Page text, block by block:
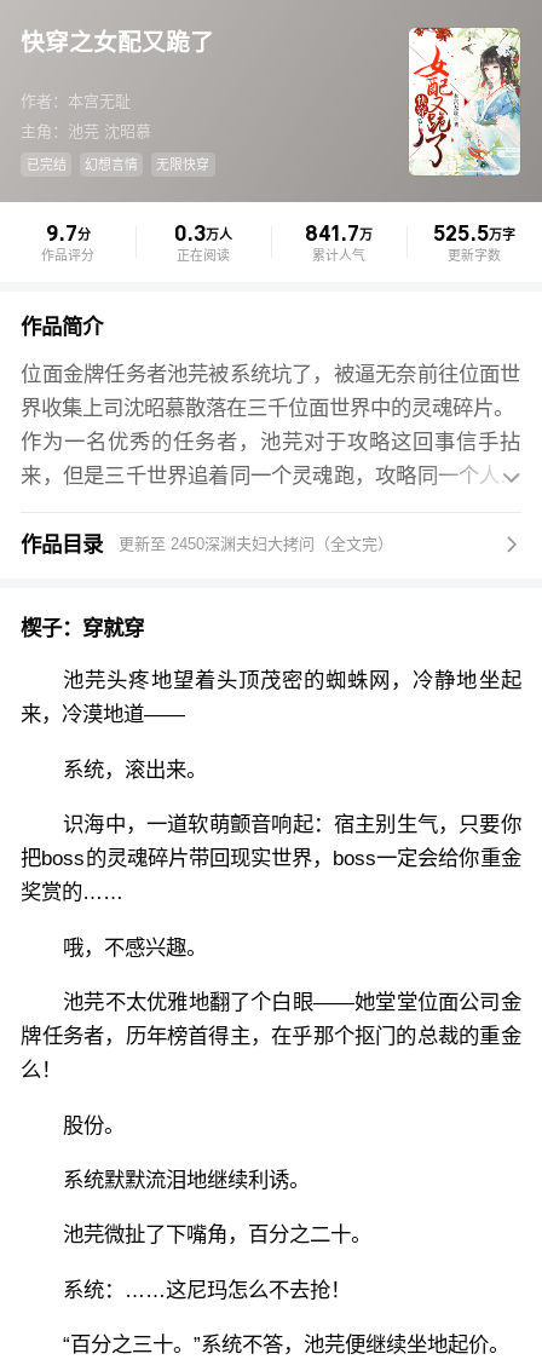
快穿之女配又跪了
作者：本宫无耻
主角：池芫 沈昭慕
已完结 幻想言情 无限快穿
9.7分
作品评分
0.3万人
正在阅读
841.7万
累计人气
525.5万字
更新字数
作品简介
位面金牌任务者池芫被系统坑了，被逼无奈前往位面世
界收集上司沈昭慕散落在三千位面世界中的灵魂碎片。
作为一名优秀的任务者，池芫对于攻略这回事信手拈
来，但是三千世界追着同一个灵魂跑，攻略同一个人这
一会是高冷的校草、傲娇的总裁，一会又是暴走的皇
在不止一次砸了自己的金牌招牌后终于，某个位面中，
池芫暴走了。
池芫：boss，听说过一句话吗？
沈昭慕：？？？
沈昭慕：呵。
然后，很久以后，沈昭慕都为当初那个作死的“呵”凄惨
地忙着填火葬场。
多幸运，位面三千，从始至终，我只攻略你一个对象。

作品目录 更新至 2450深渊夫妇大拷问（全文完） 
楔子：穿就穿
池芫头疼地望着头顶茂密的蜘蛛网，冷静地坐起
来，冷漠地道——
系统，滚出来。
识海中，一道软萌颤音响起：宿主别生气，只要你
把boss的灵魂碎片带回现实世界，boss一定会给你重金
奖赏的……
哦，不感兴趣。
池芫不太优雅地翻了个白眼——她堂堂位面公司金
牌任务者，历年榜首得主，在乎那个抠门的总裁的重金
么！
股份。
系统默默流泪地继续利诱。
池芫微扯了下嘴角，百分之二十。
系统：……这尼玛怎么不去抢！
“百分之三十。”系统不答，池芫便继续坐地起价。